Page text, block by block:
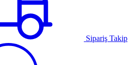
Sipariş Takip